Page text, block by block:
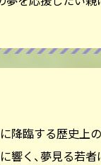
降臨する歴史上
響く、夢見る若